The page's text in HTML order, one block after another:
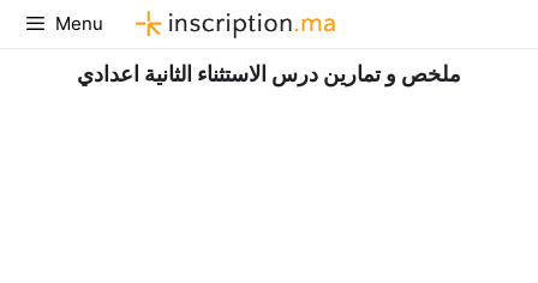
Aller
au
Menu
ملخص و تمارين درس الاستثناء الثانية اعدادي